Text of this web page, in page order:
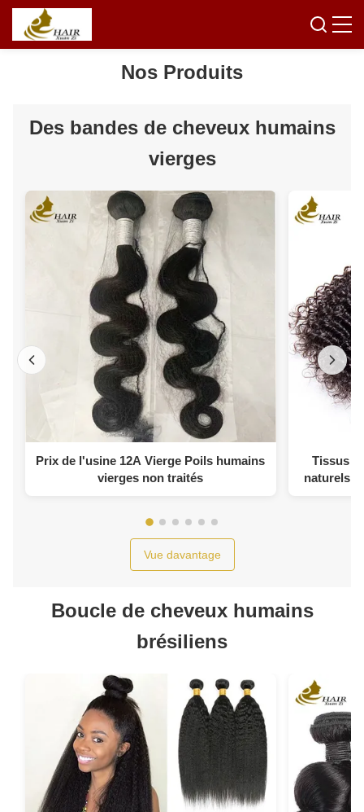
Nos Produits
Des bandes de cheveux humains
vierges
Prix de l'usine 12A Vierge Poils humains
vierges non traités
Tissus
naturels,
Vue davantage
Boucle de cheveux humains
brésiliens